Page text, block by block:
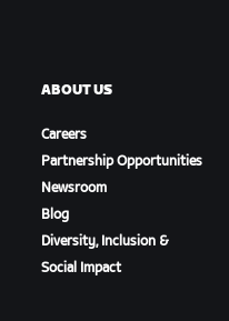
ABOUT US
Careers
Partnership Opportunities
Newsroom
Blog
Diversity, Inclusion &
Social Impact